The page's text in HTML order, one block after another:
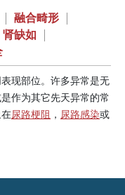
| 融合畸形 |
肾缺如 |
现部位。许多异常是无
作为其它先天异常的常
尿路梗阻 ， 尿路感染或